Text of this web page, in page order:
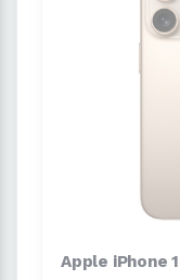
Apple iPhone